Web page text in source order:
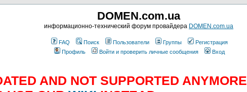
DOMEN.com.ua
информационно-технический форум провайдера DOMEN.com.ua
FAQ Поиск Пользователи Группы
Регистрация
Профиль
Войти и проверить личные сообщения Вход
AND NOT SUPPORTED ANYMORE